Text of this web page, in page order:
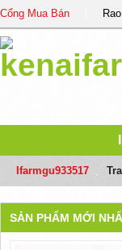
Cổng Mua Bán
Ifarmgu933517
SẢN PHẨM MỚI